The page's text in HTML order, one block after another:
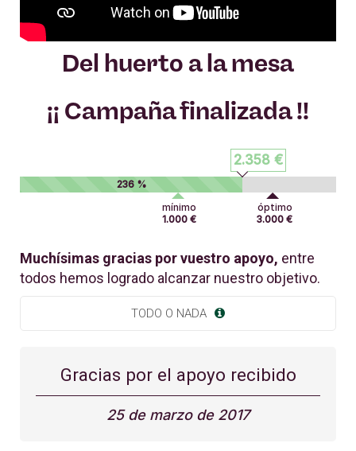
Del huerto a la mesa
¡¡ Campaña finalizada !!
2.358 €
236 %
mínimo
1.000 €
óptimo
3.000 €
Muchísimas gracias por vuestro apoyo, entre
todos hemos logrado alcanzar nuestro objetivo.
TODO O NADA
Gracias por el apoyo recibido
25 de marzo de 2017